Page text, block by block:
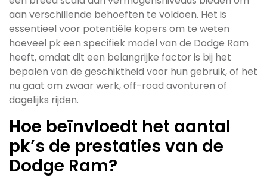
aan verschillende behoeften te voldoen. Het is
essentieel voor potentiële kopers om te weten
hoeveel pk een specifiek model van de Dodge Ram
heeft, omdat dit een belangrijke factor is bij het
bepalen van de geschiktheid voor hun gebruik, of het
nu gaat om zwaar werk, off-road avonturen of
dagelijks rijden.
Hoe beïnvloedt het aantal
pk’s de prestaties van de
Dodge Ram?